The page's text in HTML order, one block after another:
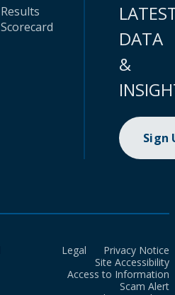
Results
Scorecard
DATA
&
Sign
Legal
Privacy Notice
Site Accessibility
Access to Information
Scam Alert